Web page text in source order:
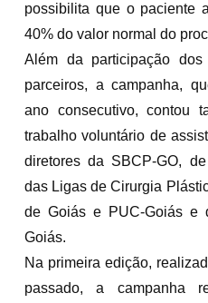
possibilita que o paciente
40% do valor normal do
Além da participação
parceiros, a campanha,
ano consecutivo, contou
trabalho voluntário de
diretores da SBCP-GO,
das Ligas de Cirurgia
de Goiás e PUC-Goiás e
Goiás.
Na primeira edição,
passado, a campanha